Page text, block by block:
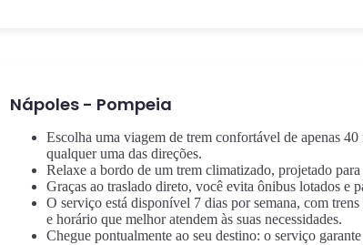
Nápoles - Pompeia
Escolha uma viagem de trem confortável de apenas
qualquer uma das direções.
Relaxe a bordo de um trem climatizado, projetado
Graças ao traslado direto, você evita ônibus lotados e
O serviço está disponível 7 dias por semana, com
e horário que melhor atendem às suas necessidades.
Chegue pontualmente ao seu destino: o serviço